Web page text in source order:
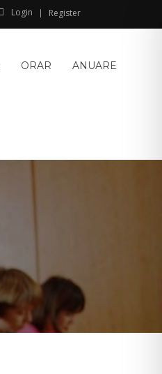
Login Register
ORAR ANUARE